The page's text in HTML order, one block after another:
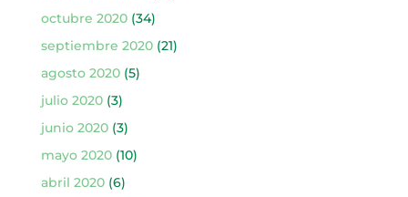
octubre 2020(34)
septiembre 2020(21)
agosto 2020(5)
julio 2020(3)
junio 2020(3)
mayo 2020(10)
abril 2020(6)